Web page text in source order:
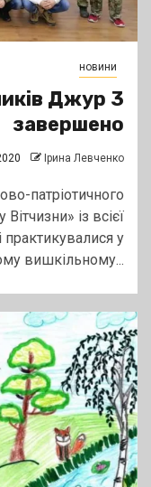
новини
Джур 3
завершено
Ірина Левченко
патріотичного
із всієї
у
вишкільному...